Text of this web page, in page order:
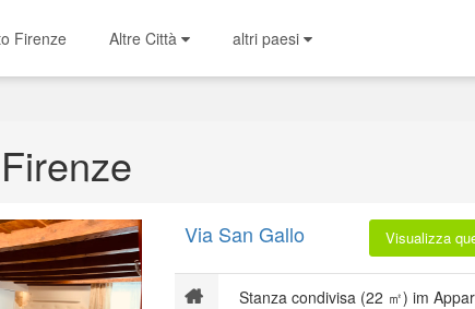
Firenze Altre Città altri paesi
Via San Gallo Visualizza
Stanza condivisa (22 ㎡) im